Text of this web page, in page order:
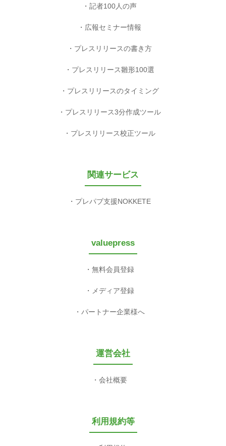
記者100人の声
広報セミナー情報
プレスリリースの書き方
プレスリリース雛形100選
プレスリリースのタイミング
プレスリリース3分作成ツール
プレスリリース校正ツール
関連サービス
プレパブ支援NOKKETE
valuepress
無料会員登録
メディア登録
パートナー企業様へ
運営会社
会社概要
利用規約等